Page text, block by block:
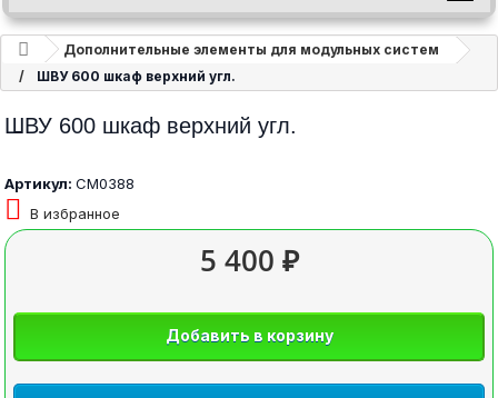
Дополнительные элементы для модульных систем
ШВУ 600 шкаф верхний угл.
ШВУ 600 шкаф верхний угл.
Артикул: СМ0388
В избранное
5 400 ₽
Добавить в корзину